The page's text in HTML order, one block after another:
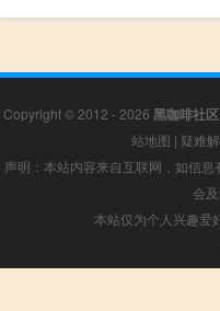
Copyright © 2012 - 2026 黑咖啡社区
站地图 | 疑难
声明：本站内容来自互联网，如信
会
本站仅为个人兴趣爱